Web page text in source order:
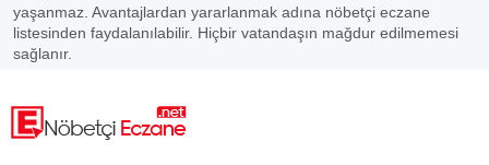
yaşanmaz. Avantajlardan yararlanmak adına nöbetçi eczane
listesinden faydalanılabilir. Hiçbir vatandaşın mağdur edilmemesi
sağlanır.